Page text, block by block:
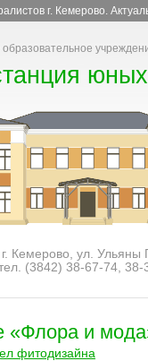
г. Кемерово.
Кемерово, ул. Ульяны
(3842) 38-67-74, 38-
«Флора и
фитодизайна